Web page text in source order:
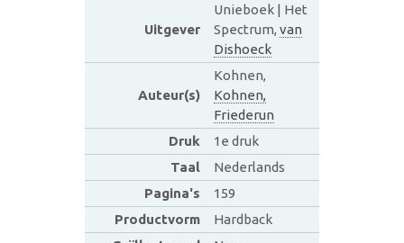
Uitgever
Unieboek | Het
Spectrum, van
Dishoeck
Auteur(s)
Kohnen,
Kohnen,
Friederun
Druk
1e druk
Taal
Nederlands
Pagina's
159
Productvorm
Hardback